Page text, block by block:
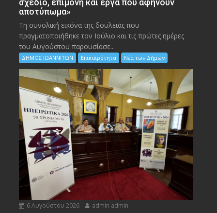
σχέδιο, επιμονή και έργα που αφήνουν
αποτύπωμα»
Τη συνολική εικόνα της δουλειάς που
πραγματοποιήθηκε τον Ιούλιο και τις πρώτες ημέρες
του Αυγούστου παρουσίασε...
ΔΗΜΟΣ ΙΩΑΝΝΙΤΩΝ Επικαιρότητα Νέα των Δήμων
6 Αυγούστου 2026 admin admin